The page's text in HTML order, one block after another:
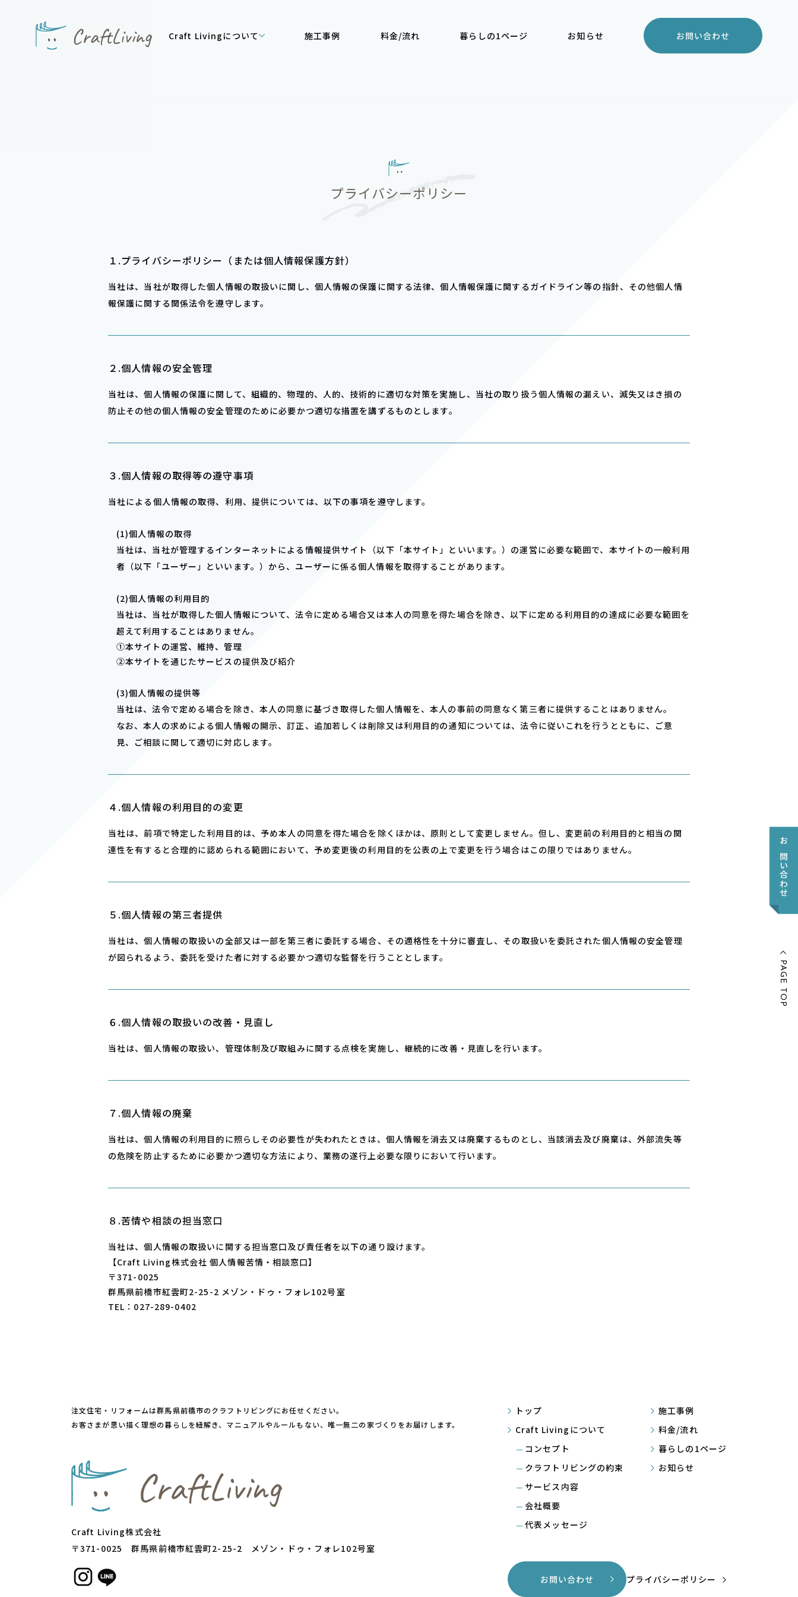
Craft Livingについて 施工事例 料金/流れ 暮らしの1ページ お知らせ お問い合わせ
プライバシーポリシー
１.プライバシーポリシー （または個⼈情報保護⽅針）
当社は、当社が取得した個⼈情報の取扱いに関し、個⼈情報の保護に関する法律、個⼈情報保護に関するガイドライン等の指針、その他個⼈情
報保護に関する関係法令を遵守します。
２.個⼈情報の安全管理
当社は、個⼈情報の保護に関して、組織的、物理的、⼈的、技術的に適切な対策を実施し、当社の取り扱う個⼈情報の漏えい、滅失⼜はき損の
防⽌その他の個⼈情報の安全管理のために必要かつ適切な措置を講ずるものとします。
３.個⼈情報の取得等の遵守事項
当社による個⼈情報の取得、利⽤、提供については、以下の事項を遵守します。
(1)個⼈情報の取得
当社は、当社が管理するインターネットによる情報提供サイト（以下「本サイト」といいます。）の運営に必要な範囲で、本サイトの⼀般利⽤
者（以下「ユーザー」といいます。）から、ユーザーに係る個⼈情報を取得することがあります。
(2)個⼈情報の利⽤⽬的
当社は、当社が取得した個⼈情報について、法令に定める場合⼜は本⼈の同意を得た場合を除き、以下に定める利⽤⽬的の達成に必要な範囲を
超えて利⽤することはありません。
①本サイトの運営、維持、管理
②本サイトを通じたサービスの提供及び紹介
(3)個⼈情報の提供等
当社は、法令で定める場合を除き、本⼈の同意に基づき取得した個⼈情報を、本⼈の事前の同意なく第三者に提供することはありません。
なお、本⼈の求めによる個⼈情報の開⽰、訂正、追加若しくは削除⼜は利⽤⽬的の通知については、法令に従いこれを⾏うとともに、ご意
⾒、ご相談に関して適切に対応します。
４.個⼈情報の利⽤⽬的の変更
当社は、前項で特定した利⽤⽬的は、予め本⼈の同意を得た場合を除くほかは、原則として変更しません。但し、変更前の利⽤⽬的と相当の関
連性を有すると合理的に認められる範囲において、予め変更後の利⽤⽬的を公表の上で変更を⾏う場合はこの限りではありません。
５.個⼈情報の第三者提供
当社は、個⼈情報の取扱いの全部⼜は⼀部を第三者に委託する場合、その適格性を⼗分に審査し、その取扱いを委託された個⼈情報の安全管理
が図られるよう、委託を受けた者に対する必要かつ適切な監督を⾏うこととします。
６.個⼈情報の取扱いの改善・⾒直し
当社は、個⼈情報の取扱い、管理体制及び取組みに関する点検を実施し、継続的に改善・⾒直しを⾏います。
７.個⼈情報の廃棄
当社は、個⼈情報の利⽤⽬的に照らしその必要性が失われたときは、個⼈情報を消去⼜は廃棄するものとし、当該消去及び廃棄は、外部流失等
の危険を防⽌するために必要かつ適切な⽅法により、業務の遂⾏上必要な限りにおいて⾏います。
８.苦情や相談の担当窓⼝
当社は、個⼈情報の取扱いに関する担当窓⼝及び責任者を以下の通り設けます。
【Craft Living株式会社個⼈情報苦情・相談窓⼝】
〒371-0025
群⾺県前橋市紅雲町2-25-2 メゾン・ドゥ・フォレ102号室
TEL：027-289-0402
注文住宅・リフォームは群馬県前橋市のクラフトリビングにお任せください。
お客さまが思い描く理想の暮らしを紐解き、マニュアルやルールもない、唯一無二の家づくりをお届けします。
Craft Living株式会社
〒371-0025 群⾺県前橋市紅雲町2-25-2 メゾン・ドゥ・フォレ102号室
トップ
Craft Livingについて
コンセプト
クラフトリビングの約束
サービス内容
会社概要
代表メッセージ
施工事例
料金/流れ
暮らしの1ページ
お知らせ
お問い合わせ プライバシーポリシー
お問い合わせ
PAGE TOP